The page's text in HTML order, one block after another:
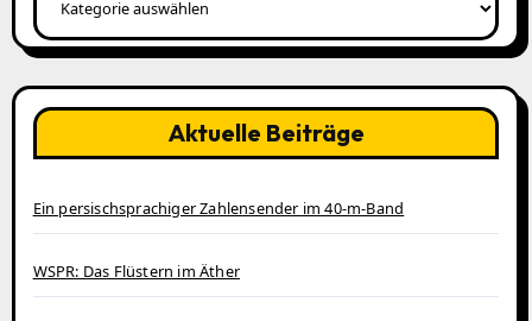
Aktuelle Beiträge
Ein persischsprachiger Zahlensender im 40‑m‑Band
WSPR: Das Flüstern im Äther